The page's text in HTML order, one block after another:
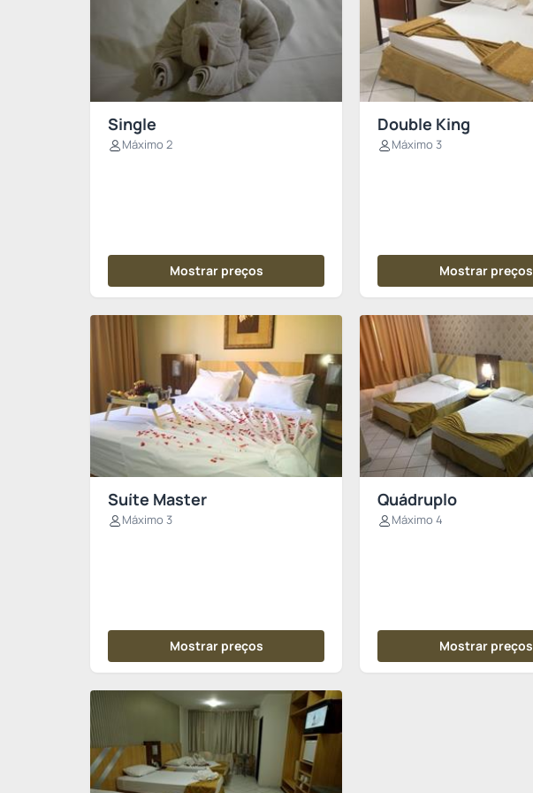
Single
Máximo 2
Mostrar preços
Double King
Máximo 3
Mostrar preços
Suíte Master
Máximo 3
Mostrar preços
Quádruplo
Máximo 4
Mostrar preços